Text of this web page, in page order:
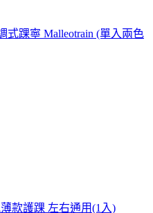
式踝寧 Malleotrain (單入兩色
款護踝 左右通用(1入)